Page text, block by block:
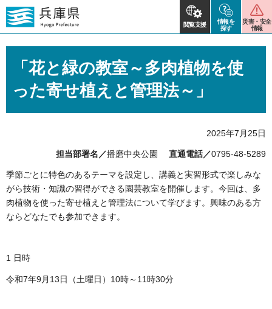
閲覧支援
情報を
探す
災害・安全
情報
「花と緑の教室～多肉植物を使
った寄せ植えと管理法～」
2025年7月25日
担当部署名／播磨中央公園 直通電話／0795-48-5289
季節ごとに特色のあるテーマを設定し、講義と実習形式で楽しみな
がら技術・知識の習得ができる園芸教室を開催します。今回は、多
肉植物を使った寄せ植えと管理法について学びます。興味のある方
ならどなたでも参加できます。
1 日時
令和7年9月13日（土曜日）10時～11時30分